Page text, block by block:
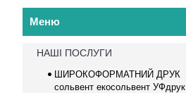
НАШІ ПОСЛУГИ
ШИРОКОФОРМАТНИЙ ДРУК
сольвент екосольвент УФдрук